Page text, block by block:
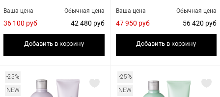
Обычная цена
42 480 руб
Ваша цена
36 100 руб
Добавить в корзину
Обычная цена
56 420 руб
Ваша цена
47 950 руб
Добавить в корзину
-25%
NEW
-25%
NEW